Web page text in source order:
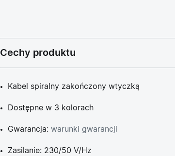
Cechy produktu
Kabel spiralny zakończony wtyczką
Dostępne w 3 kolorach
Gwarancja: warunki gwarancji
Zasilanie: 230/50 V/Hz